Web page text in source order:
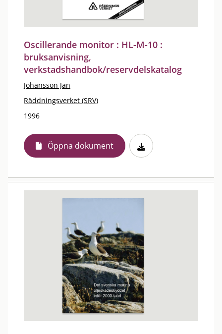
Oscillerande monitor : HL-M-10 :
bruksanvisning,
verkstadshandbok/reservdelskatalog
Johansson Jan
Räddningsverket (SRV)
1996
Öppna dokument